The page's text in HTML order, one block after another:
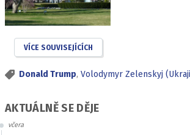
VÍCE SOUVISEJÍCÍCH
Donald Trump, Volodymyr Zelenskyj
AKTUÁLNĚ SE DĚJE
včera